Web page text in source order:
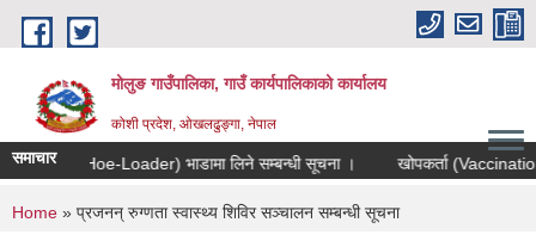
Skip to main content
मोलुङ गाउँपालिका, गाउँ कार्यपालिकाको कार्यालय
कोशी प्रदेश, ओखलढुङ्गा, नेपाल
समाचार
(Back Hoe-Loader) भाडामा लिने सम्बन्धी सूचना । खोपकर्ता (Vaccinatior)
You are here
Home » प्रजनन् रुग्णता स्वास्थ्य शिविर सञ्चालन सम्बन्धी सूचना